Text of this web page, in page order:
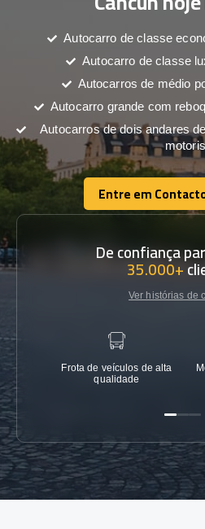
Autocarro de classe
Autocarro de classe
Autocarros de médio
Autocarro grande com
Autocarros de dois andares
Entre em
Entre em
De confiança
35.000+
Ver histórias de
Frota de veículos de alta
qualidade